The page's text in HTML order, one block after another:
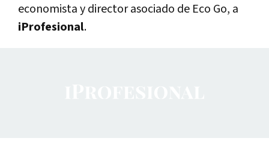
economista y director asociado de Eco Go, a
iProfesional.